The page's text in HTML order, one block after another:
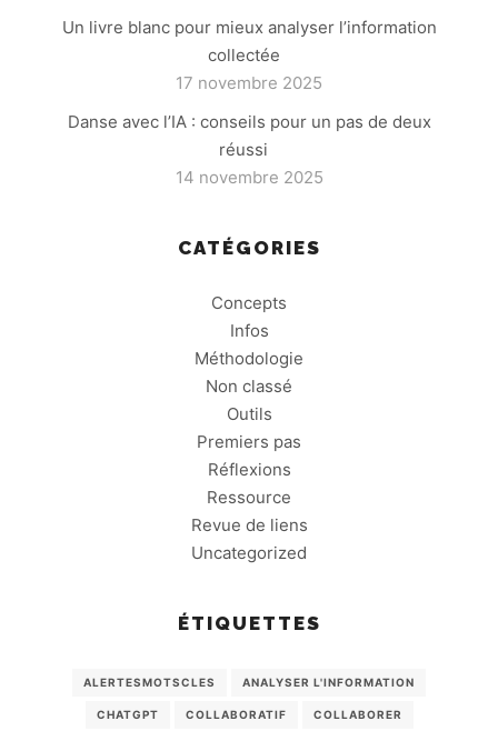
Un livre blanc pour mieux analyser l’information
collectée
17 novembre 2025
Danse avec l’IA : conseils pour un pas de deux
réussi
14 novembre 2025
CATÉGORIES
Concepts
Infos
Méthodologie
Non classé
Outils
Premiers pas
Réflexions
Ressource
Revue de liens
Uncategorized
ÉTIQUETTES
ALERTESMOTSCLES ANALYSER L'INFORMATION
CHATGPT COLLABORATIF COLLABORER